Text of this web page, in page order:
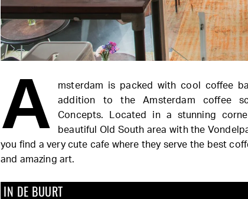
A
msterdam is packed with cool coffee
addition to the Amsterdam coffee
Concepts. Located in a stunning
beautiful Old South area with the
you find a very cute cafe where they serve the best
and amazing art.
IN DE BUURT